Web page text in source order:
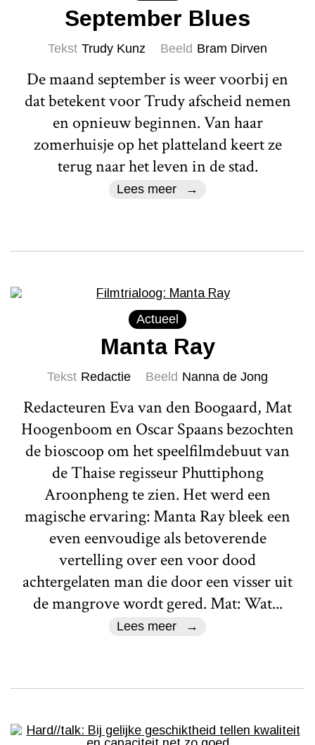
September Blues
Tekst Trudy Kunz Beeld Bram Dirven
De maand september is weer voorbij en
dat betekent voor Trudy afscheid nemen
en opnieuw beginnen. Van haar
zomerhuisje op het platteland keert ze
terug naar het leven in de stad.
Lees meer
Actueel
Manta Ray
Tekst Redactie Beeld Nanna de Jong
Redacteuren Eva van den Boogaard, Mat
Hoogenboom en Oscar Spaans bezochten
de bioscoop om het speelfilmdebuut van
de Thaise regisseur Phuttiphong
Aroonpheng te zien. Het werd een
magische ervaring: Manta Ray bleek een
even eenvoudige als betoverende
vertelling over een voor dood
achtergelaten man die door een visser uit
de mangrove wordt gered. Mat: Wat...
Lees meer